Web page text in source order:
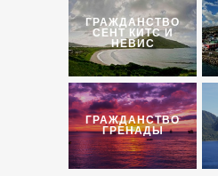
ГРАЖДАНСТВО
СЕНТ КИТС И
НЕВИС
ГРАЖДАНСТВО
ГРЕНАДЫ